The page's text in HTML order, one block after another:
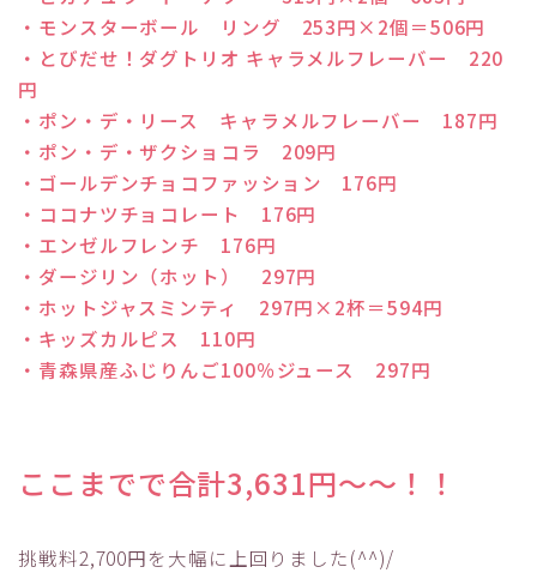
・モンスターボール リング 253円×2個＝506円
・とびだせ！ダグトリオ キャラメルフレーバー 220
円
・ポン・デ・リース キャラメルフレーバー 187円
・ポン・デ・ザクショコラ 209円
・ゴールデンチョコファッション 176円
・ココナツチョコレート 176円
・エンゼルフレンチ 176円
・ダージリン（ホット） 297円
・ホットジャスミンティ 297円×2杯＝594円
・キッズカルピス 110円
・青森県産ふじりんご100％ジュース 297円
ここまでで合計3,631円～～！！
挑戦料2,700円を大幅に上回りました(^^)/